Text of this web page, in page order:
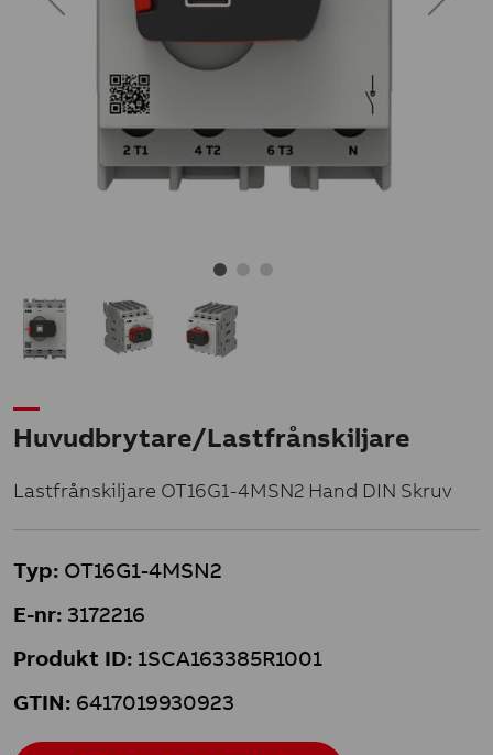
Huvudbrytare/Lastfrånskiljare
Lastfrånskiljare OT16G1-4MSN2 Hand DIN Skruv
Typ: OT16G1-4MSN2
E-nr: 3172216
Produkt ID: 1SCA163385R1001
GTIN: 6417019930923